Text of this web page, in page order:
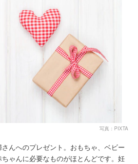
写真：PIXTA
んへのプレゼント。おもちゃ、ベビー
ゃんに必要なものがほとんどです。妊